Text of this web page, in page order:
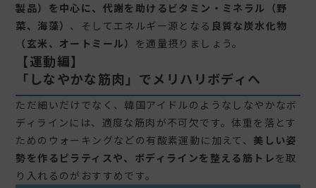
製品） を中心に、代謝を助ける ビタミン・ミネラル（野
菜、海藻） 、そしてエネルギー源となる 良質な炭水化物
（玄米、オートミール） を適量摂りましょう。
【運動編】
「しなやかな筋肉」でメリハリボディへ
ただ細いだけでなく、韓国アイドルのようなしなやかなボ
ディラインには、適度な筋肉が不可欠です。体重を落とす
ためのウォーキングなどの有酸素運動に加えて、 美しい姿
勢を作るピラティスや、ボディラインを整える筋トレを取
り入れるのがおすすめです。